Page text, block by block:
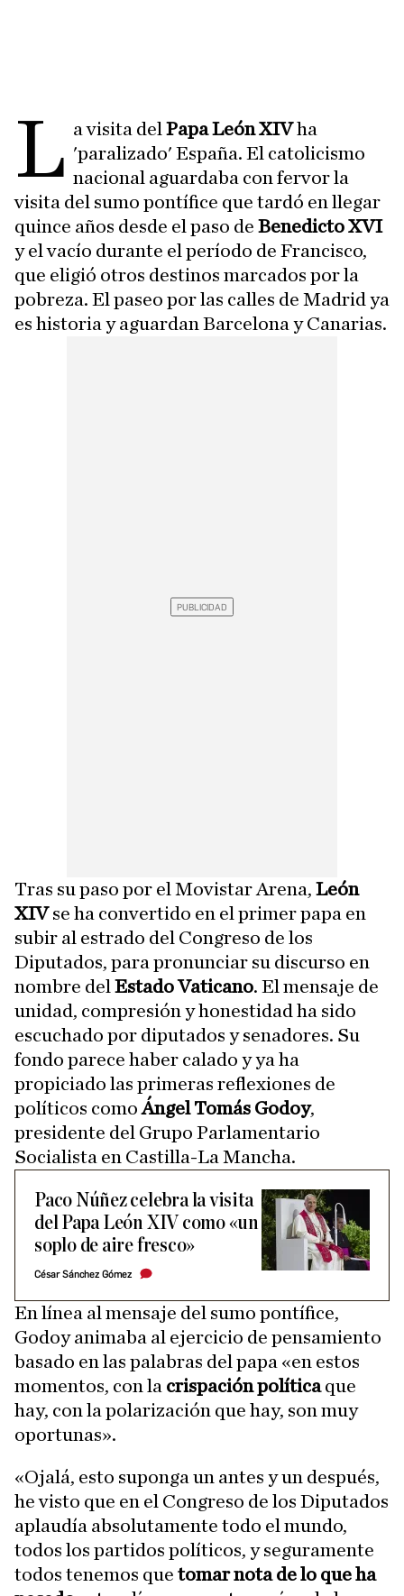
L a visita del Papa León XIVha
'paralizado' España. El catolicismo
nacional aguardaba con fervor la
visita del sumo pontífice que tardó en llegar
quince años desde el paso de Benedicto XVI
y el vacío durante el período de Francisco,
que eligió otros destinos marcados por la
pobreza. El paseo por las calles de Madrid ya
es historia y aguardan Barcelona y Canarias.
Tras su paso por el Movistar Arena, León
XIVse ha convertido en el primer papa en
subir al estrado del Congreso de los
Diputados, para pronunciar su discurso en
nombre del Estado Vaticano. El mensaje de
unidad, compresión y honestidad ha sido
escuchado por diputados y senadores. Su
fondo parece haber calado y ya ha
propiciado las primeras reflexiones de
políticos comoÁngel Tomás Godoy,
presidente del Grupo Parlamentario
Socialista en Castilla-La Mancha.
Paco Núñez celebra la visita
del Papa León XIV como «un
soplo de aire fresco»
César Sánchez Gómez
En línea al mensaje del sumo pontífice,
Godoy animaba al ejercicio de pensamiento
basado en las palabras del papa «en estos
momentos, con la crispación políticaque
hay, con la polarización que hay, son muy
oportunas».
«Ojalá, esto suponga un antes y un después,
he visto que en el Congreso de los Diputados
aplaudía absolutamente todo el mundo,
todos los partidos políticos, y seguramente
todos tenemos que tomar nota de lo que ha